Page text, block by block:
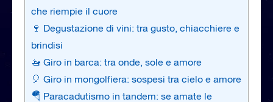
che riempie il cuore
🍷 Degustazione di vini: tra gusto, chiacchiere e
brindisi
🚤 Giro in barca: tra onde, sole e amore
🎈 Giro in mongolfiera: sospesi tra cielo e amore
🪂 Paracadutismo in tandem: se amate le